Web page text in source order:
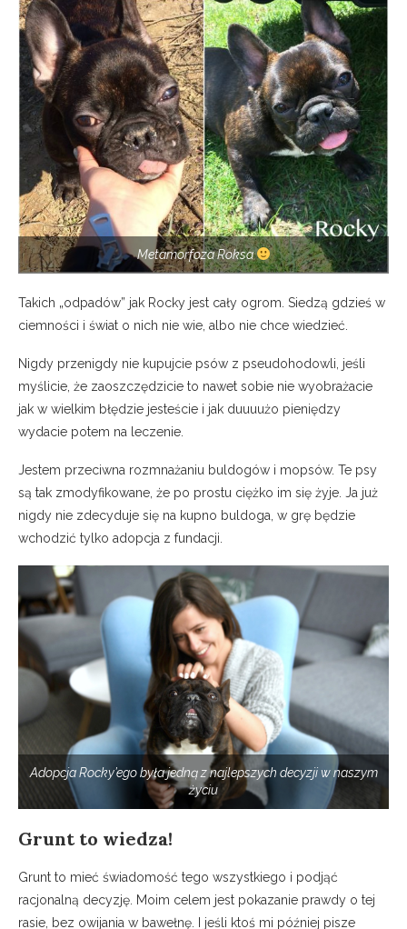
Metamorfoza Roksa
Takich „odpadów” jak Rocky jest cały ogrom. Siedzą gdzieś w
ciemności i świat o nich nie wie, albo nie chce wiedzieć.
Nigdy przenigdy nie kupujcie psów z pseudohodowli, jeśli
myślicie, że zaoszczędzicie to nawet sobie nie wyobrażacie
jak w wielkim błędzie jesteście i jak duuuużo pieniędzy
wydacie potem na leczenie.
Jestem przeciwna rozmnażaniu buldogów i mopsów. Te psy
są tak zmodyfikowane, że po prostu ciężko im się żyje. Ja już
nigdy nie zdecyduje się na kupno buldoga, w grę będzie
wchodzić tylko adopcja z fundacji.
Adopcja Rocky’ego była jedną z najlepszych decyzji w naszym
życiu
Grunt to wiedza!
Grunt to mieć świadomość tego wszystkiego i podjąć
racjonalną decyzję. Moim celem jest pokazanie prawdy o tej
rasie, bez owijania w bawełnę. I jeśli ktoś mi później pisze